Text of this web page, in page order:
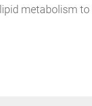
metabolism to